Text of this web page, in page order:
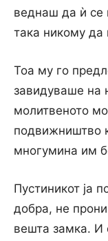
веднаш да ѝ се
така никому да
Тоа му го
завидуваше на
молитвеното
подвижништво
многумина им
Пустиникот ја
добра, не
вешта замка. И